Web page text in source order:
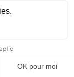
vos règles. Dès
brouillons
par une.